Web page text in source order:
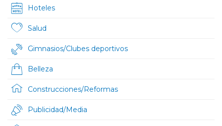
Hoteles
Salud
Gimnasios/Clubes deportivos
Belleza
Construcciones/Reformas
Publicidad/Media